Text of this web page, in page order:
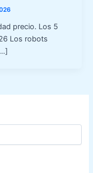
precio. Los 5
Los robots